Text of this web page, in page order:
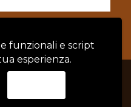
funzionali e script
esperienza.